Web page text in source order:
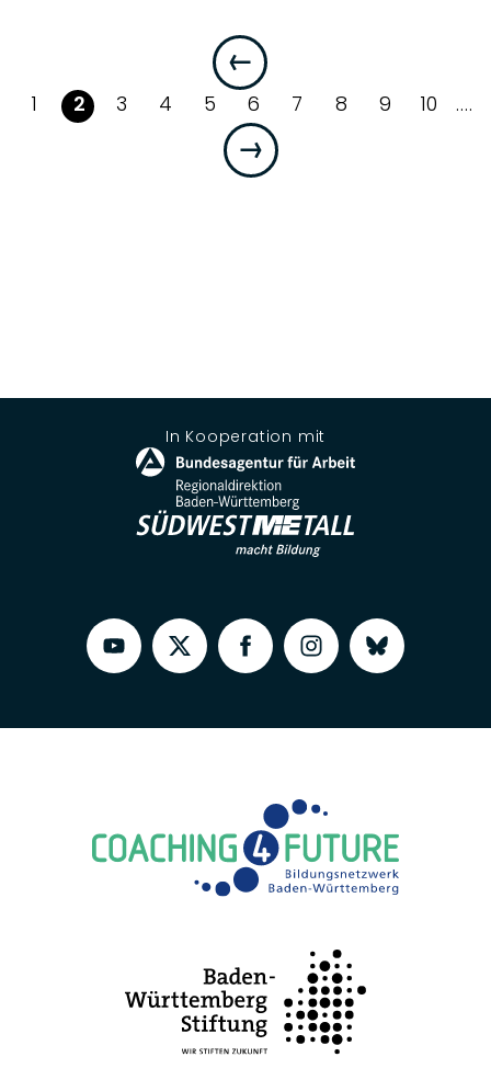
Seite:
1 Seite:
2 Seite:
3 Seite:
4 Seite:
5 Seite:
6 Seite:
7 Seite:
8 Seite:
9 Seite:
10 ....
In Kooperation mit